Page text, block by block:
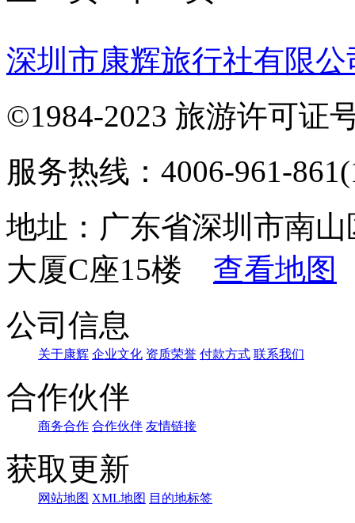
深圳市康辉旅行社有限
©1984-2023 旅游许可证
服务热线：4006-961-
地址：广东省深圳市南
大厦C座15楼 查看地图
公司信息
关于康辉 企业文化 资质荣誉 付款方式 联系我们
合作伙伴
商务合作 合作伙伴 友情链接
获取更新
网站地图 XML地图 目的地标签